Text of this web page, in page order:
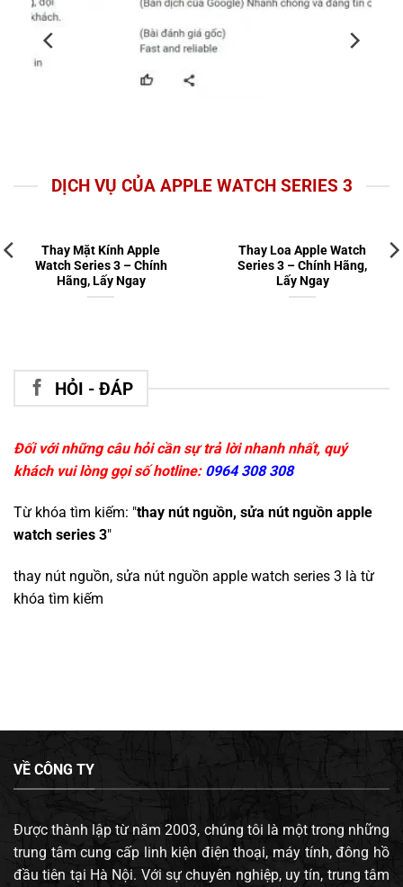
DỊCH VỤ CỦA APPLE WATCH SERIES 3
Thay Mặt Kính Apple
Watch Series 3 – Chính
Hãng, Lấy Ngay
Thay Loa Apple Watch
Series 3 – Chính Hãng,
Lấy Ngay
HỎI - ĐÁP
Đối với những câu hỏi cần sự trả lời nhanh nhất, quý
khách vui lòng gọi số hotline: 0964 308 308
Từ khóa tìm kiếm: "thay nút nguồn, sửa nút nguồn apple
watch series 3"
thay nút nguồn, sửa nút nguồn apple watch series 3 là từ
khóa tìm kiếm
VỀ CÔNG TY
Được thành lập từ năm 2003, chúng tôi là một trong những
trung tâm cung cấp linh kiện điện thoại, máy tính, đông hồ
đầu tiên tại Hà Nội. Với sự chuyên nghiệp, uy tín, trung tâm